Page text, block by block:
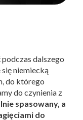
dalszego
niemiecką
do którego
do czynienia z
spasowany, a
do